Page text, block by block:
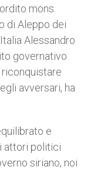
mons.
di Aleppo dei
Alessandro
governativo
avversari, ha
e
attori politici
siriano, noi